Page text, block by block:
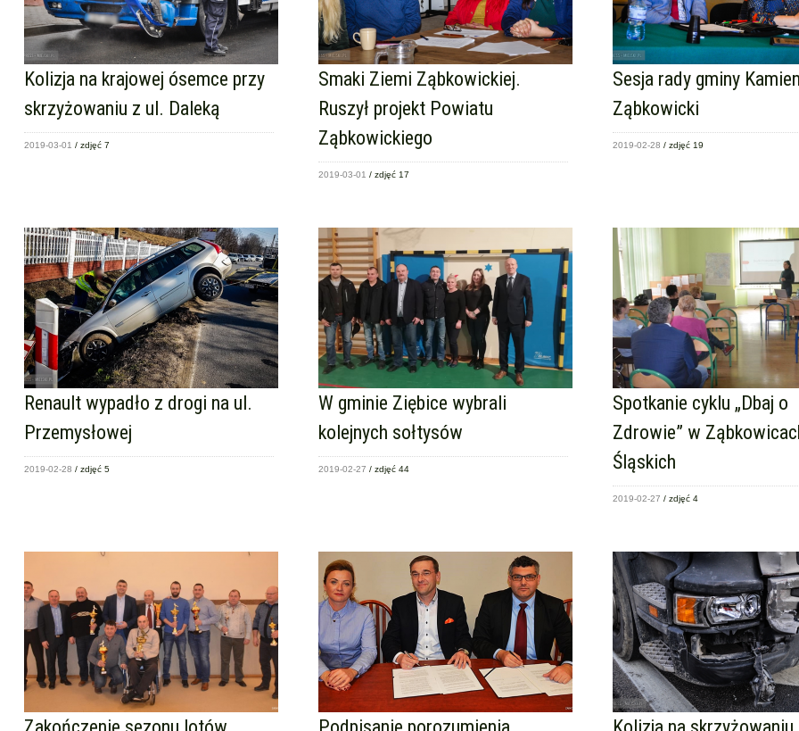
Kolizja na krajowej ósemce przy
skrzyżowaniu z ul. Daleką
2019-03-01 / zdjęć 7
Smaki Ziemi Ząbkowickiej.
Ruszył projekt Powiatu
Ząbkowickiego
2019-03-01 / zdjęć 17
Sesja rady gminy
Ząbkowicki
2019-02-28 / zdjęć 19
Renault wypadło z drogi na ul.
Przemysłowej
2019-02-28 / zdjęć 5
W gminie Ziębice wybrali
kolejnych sołtysów
2019-02-27 / zdjęć 44
Spotkanie cyklu „Dbaj o
Zdrowie” w
Śląskich
2019-02-27 / zdjęć 4